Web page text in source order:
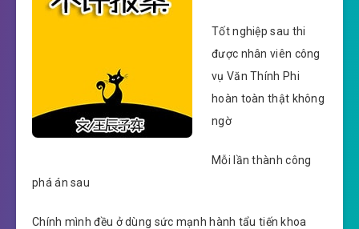
Tốt nghiệp sau thi
được nhân viên công
vụ Văn Thính Phi
hoàn toàn thật không
ngờ
Mỗi lần thành công
phá án sau
Chính mình đều ở dùng sức mạnh hành tẩu tiến khoa